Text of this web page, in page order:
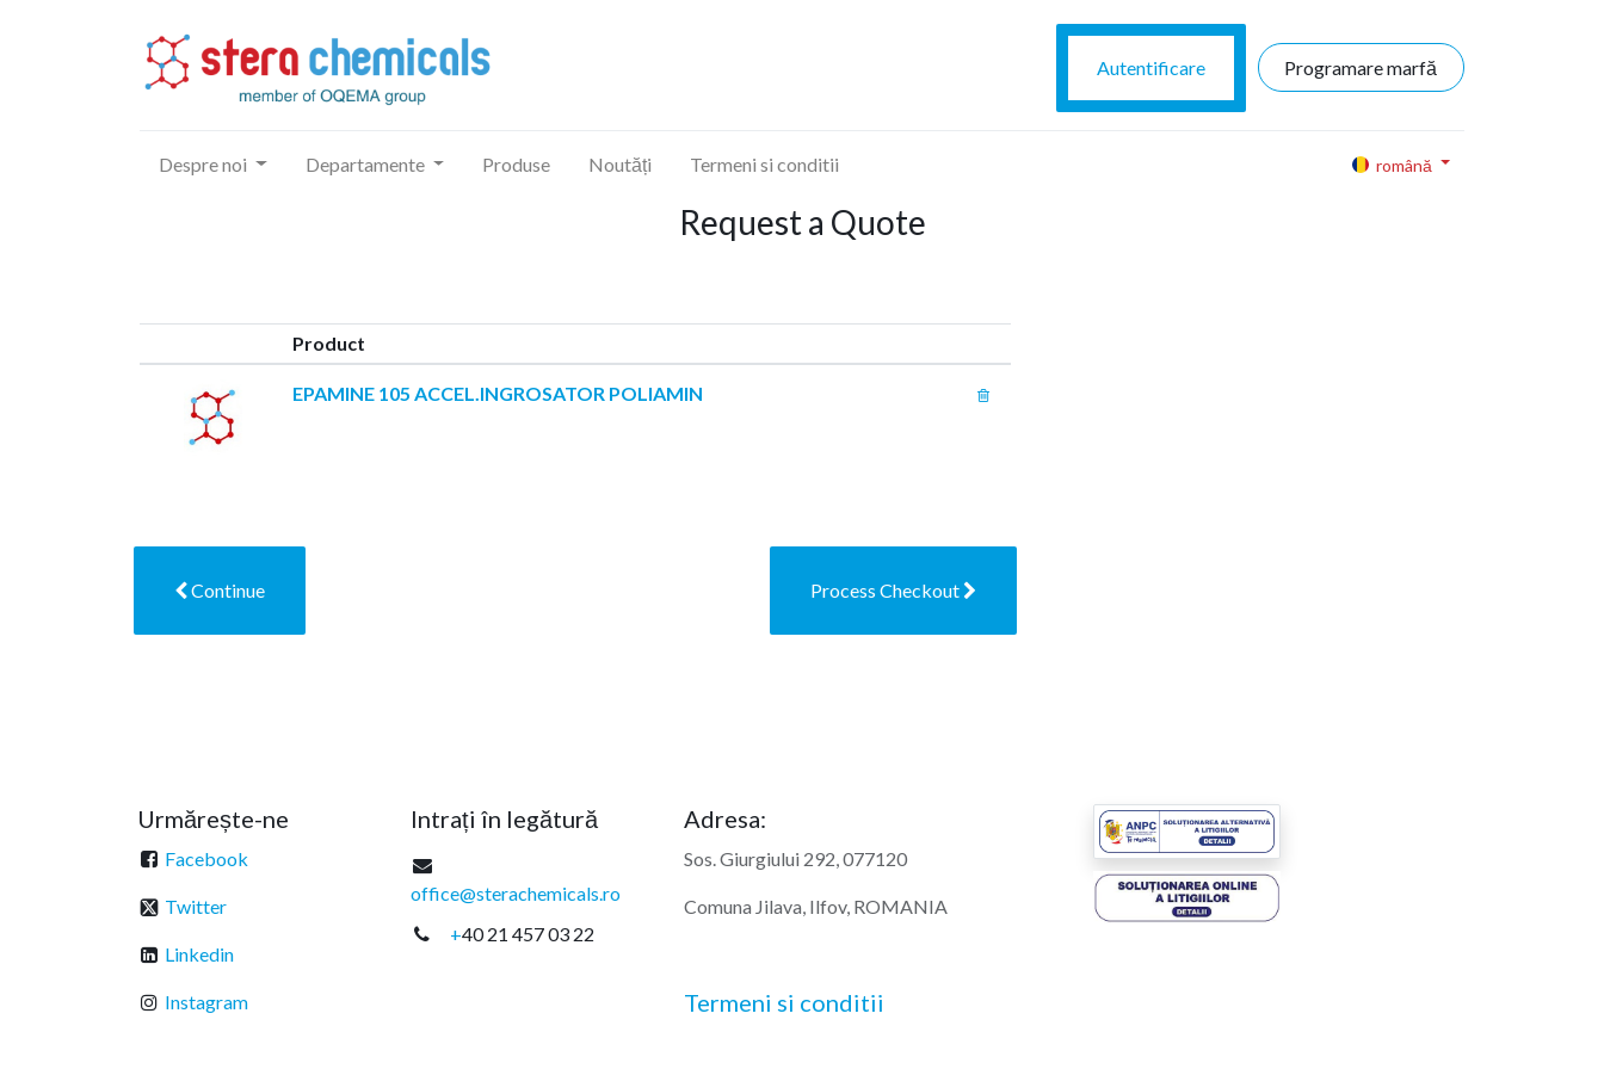
Autentificare Programare marfă
Despre noi Departamente Produse Noutăți Termeni si conditii română
Request a Quote
Product
EPAMINE 105 ACCEL.INGROSATOR POLIAMIN
Continue Process Checkout
Urmărește-ne
Facebook
Twitter
Linkedin
Instagram
Intrați în legătură
office@sterachemicals.ro
+40 21 457 03 22
Adresa:
Sos. Giurgiului 292, 077120
Comuna Jilava, Ilfov, ROMANIA
Termeni si conditii